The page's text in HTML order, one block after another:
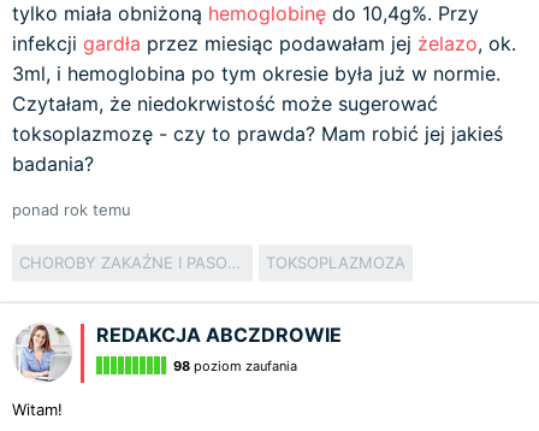
tylko miała obniżoną hemoglobinę do 10,4g%. Przy
infekcji gardła przez miesiąc podawałam jej żelazo, ok.
3ml, i hemoglobina po tym okresie była już w normie.
Czytałam, że niedokrwistość może sugerować
toksoplazmozę - czy to prawda? Mam robić jej jakieś
badania?
ponad rok temu
CHOROBY ZAKAŹNE I PASOŻYTNICZE TOKSOPLAZMOZA
REDAKCJA ABCZDROWIE
98 poziom zaufania
Witam!